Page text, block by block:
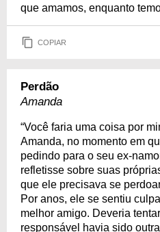
que amamos, enquanto
COPIAR
Perdão
Amanda
“Você faria uma coisa por
Amanda, no momento em
pedindo para o seu ex-
refletisse sobre suas
que ele precisava se
Por anos, ele se sentiu
melhor amigo. Deveria
responsável havia sido